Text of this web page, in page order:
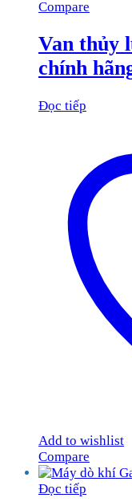
Compare
Van thủy
chính
Đọc tiếp
Add to wishlist
Compare
Đọc tiếp